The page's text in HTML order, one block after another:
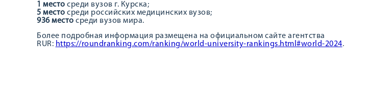
1 место среди вузов г. Курска;
5 место среди российских медицинских вузов;
936 место среди вузов мира.
Более подробная информация размещена на официальном сайте агентства
RUR: https://roundranking.com/ranking/world-university-rankings.html#world-2024.